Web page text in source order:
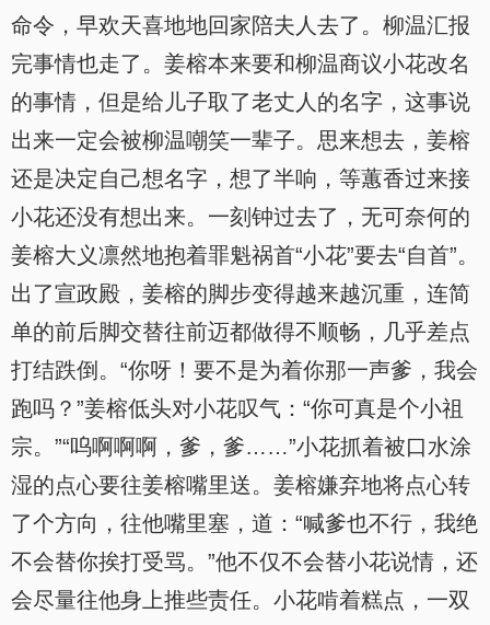
命令，早欢天喜地地回家陪夫人去了。柳温汇报
完事情也走了。姜榕本来要和柳温商议小花改名
的事情，但是给儿子取了老丈人的名字，这事说
出来一定会被柳温嘲笑一辈子。思来想去，姜榕
还是决定自己想名字，想了半响，等蕙香过来接
小花还没有想出来。一刻钟过去了，无可奈何的
姜榕大义凛然地抱着罪魁祸首“小花”要去“自首”。
出了宣政殿，姜榕的脚步变得越来越沉重，连简
单的前后脚交替往前迈都做得不顺畅，几乎差点
打结跌倒。“你呀！要不是为着你那一声爹，我会
跑吗？”姜榕低头对小花叹气：“你可真是个小祖
宗。”“呜啊啊啊，爹，爹……”小花抓着被口水涂
湿的点心要往姜榕嘴里送。姜榕嫌弃地将点心转
了个方向，往他嘴里塞，道：“喊爹也不行，我绝
不会替你挨打受骂。”他不仅不会替小花说情，还
会尽量往他身上推些责任。小花啃着糕点，一双